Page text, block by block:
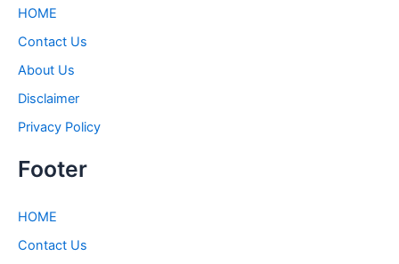
HOME
Contact Us
About Us
Disclaimer
Privacy Policy
Footer
HOME
Contact Us